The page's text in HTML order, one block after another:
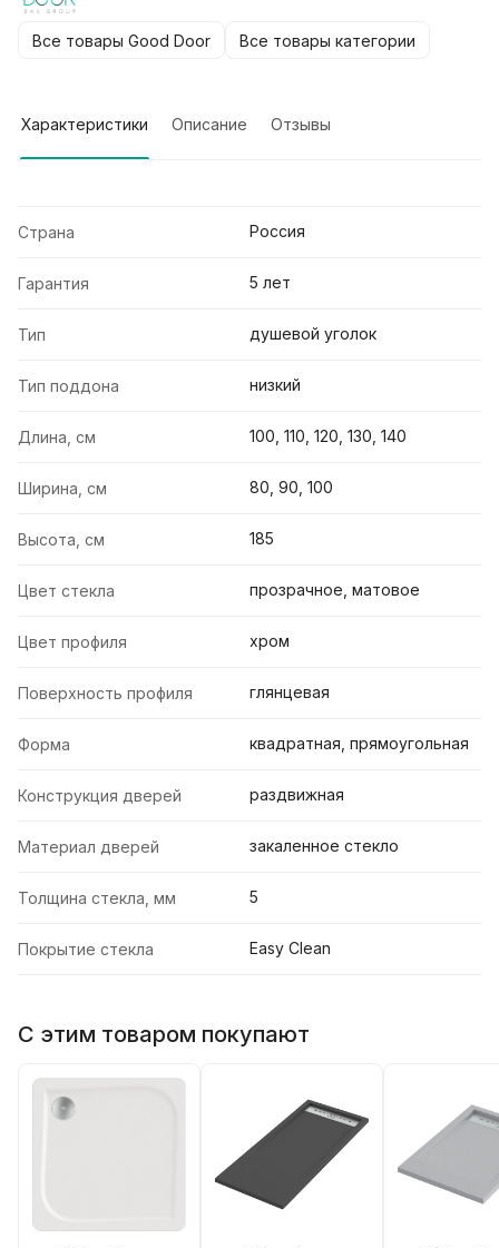
Все товары Good Door Все товары категории
Характеристики Описание Отзывы
Страна Россия
Гарантия 5 лет
Тип душевой уголок
Тип поддона низкий
Длина, см 100, 110, 120, 130, 140
Ширина, см 80, 90, 100
Высота, см 185
Цвет стекла прозрачное, матовое
Цвет профиля хром
Поверхность профиля глянцевая
Форма квадратная, прямоугольная
Конструкция дверей раздвижная
Материал дверей закаленное стекло
Толщина стекла, мм 5
Покрытие стекла Easy Clean
С этим товаром покупают